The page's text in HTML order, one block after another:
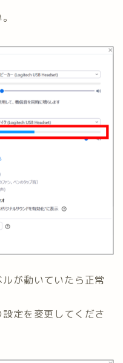
が動いていたら正常
定を変更してくださ